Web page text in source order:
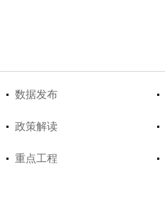
数据发布
政策解读
重点工程